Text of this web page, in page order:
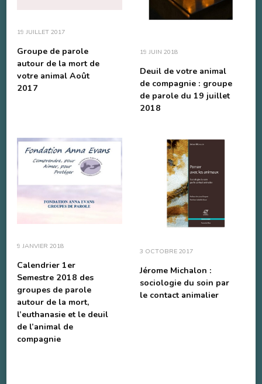
19 JUILLET 2017
Groupe de parole
autour de la mort de
votre animal Août
2017
19 JUIN 2018
Deuil de votre animal
de compagnie : groupe
de parole du 19 juillet
2018
9 JANVIER 2018
Calendrier 1er
Semestre 2018 des
groupes de parole
autour de la mort,
l’euthanasie et le deuil
de l’animal de
compagnie
3 OCTOBRE 2017
Jérome Michalon :
sociologie du soin par
le contact animalier